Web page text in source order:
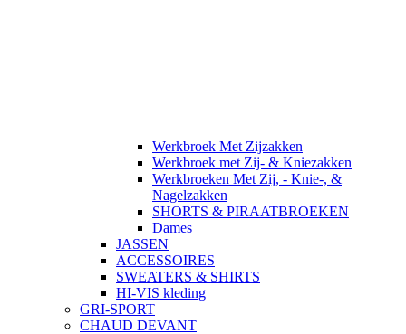
Werkbroek Met Zijzakken
Werkbroek met Zij- & Kniezakken
Werkbroeken Met Zij, - Knie-, &
Nagelzakken
SHORTS & PIRAATBROEKEN
Dames
JASSEN
ACCESSOIRES
SWEATERS & SHIRTS
HI-VIS kleding
GRI-SPORT
CHAUD DEVANT